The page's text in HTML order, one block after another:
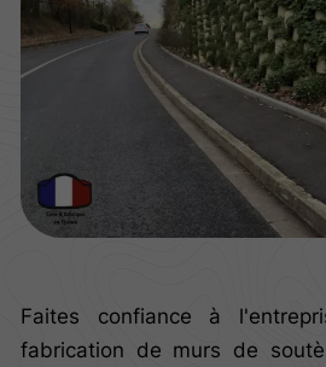
Faites confiance à
fabrication de murs de